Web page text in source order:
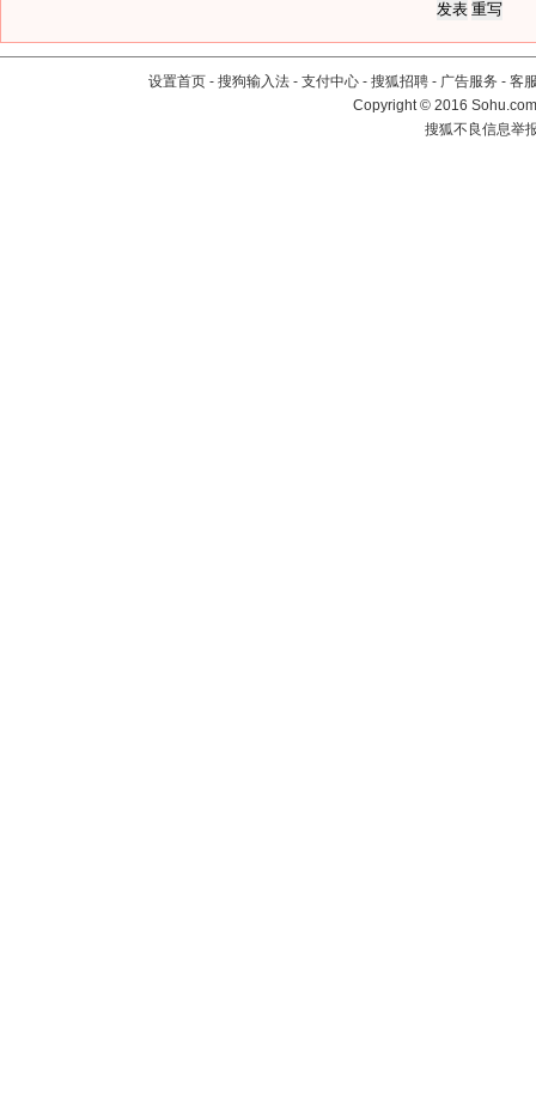
设置首页 - 搜狗输入法 - 支付中心 - 搜狐招聘 - 广告服务 - 客
Copyright©2016
搜狐不良信息举